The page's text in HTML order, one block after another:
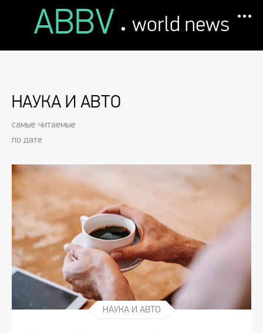
ABBV . world news
НАУКА И АВТО
самые читаемые
по дате
НАУКА И АВТО